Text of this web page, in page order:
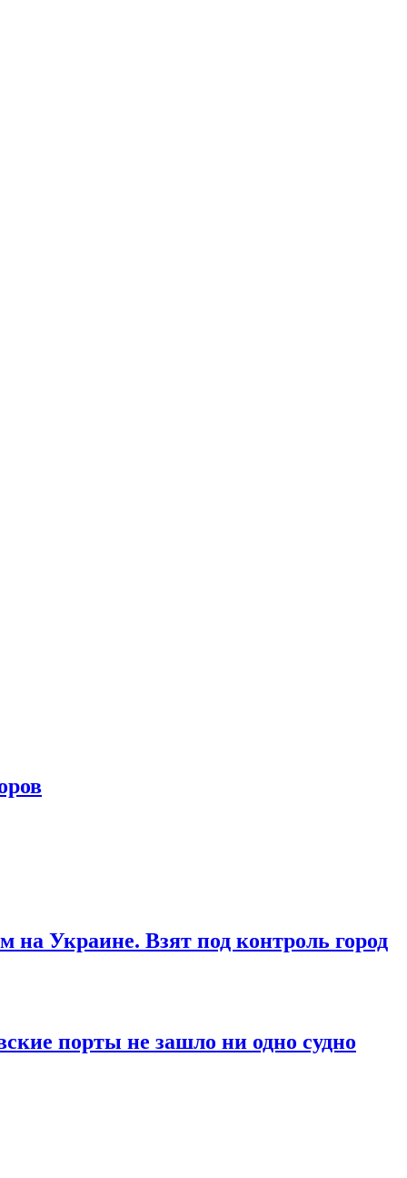
на Украине. Взят под контроль город
порты не зашло ни одно судно